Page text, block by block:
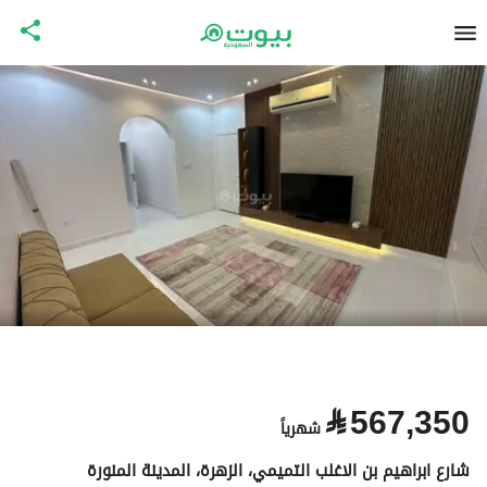
⃁567,350 شهرياً
شارع ابراهيم بن الاغلب التميمي، الزهرة، المدينة المنورة